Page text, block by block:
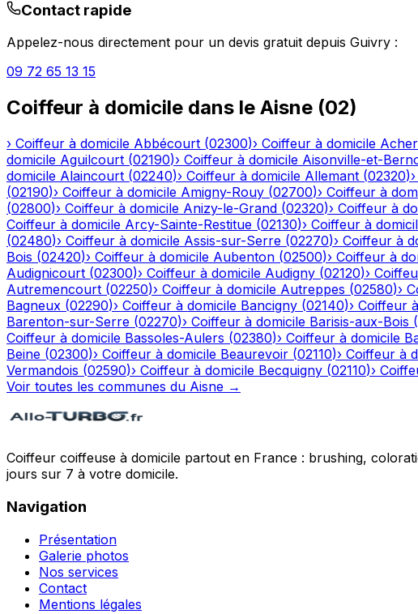
Contact rapide
Appelez-nous directement pour un devis gratuit depuis Guivry :
09 72 65 13 15
Coiffeur à domicile dans le Aisne (02)
› Coiffeur à domicile Abbécourt (02300)› Coiffeur à domicile
domicile Aguilcourt (02190)› Coiffeur à domicile Aisonville-et-
domicile Alaincourt (02240)› Coiffeur à domicile Allemant (02320)›
(02190)› Coiffeur à domicile Amigny-Rouy (02700)› Coiffeur à
(02800)› Coiffeur à domicile Anizy-le-Grand (02320)› Coiffeur à
Coiffeur à domicile Arcy-Sainte-Restitue (02130)› Coiffeur à
(02480)› Coiffeur à domicile Assis-sur-Serre (02270)› Coiffeur à
Bois (02420)› Coiffeur à domicile Aubenton (02500)› Coiffeur à
Audignicourt (02300)› Coiffeur à domicile Audigny (02120)›
Autremencourt (02250)› Coiffeur à domicile Autreppes (02580)›
Bagneux (02290)› Coiffeur à domicile Bancigny (02140)› Coiffeur
Barenton-sur-Serre (02270)› Coiffeur à domicile Barisis-aux-Bois (
Coiffeur à domicile Bassoles-Aulers (02380)› Coiffeur à domicile
Beine (02300)› Coiffeur à domicile Beaurevoir (02110)› Coiffeur à
Vermandois (02590)› Coiffeur à domicile Becquigny (02110)›
Voir toutes les communes du Aisne →
Coiffeur coiffeuse à domicile partout en France : brushing,
jours sur 7 à votre domicile.
Navigation
Présentation
Galerie photos
Nos services
Contact
Mentions légales